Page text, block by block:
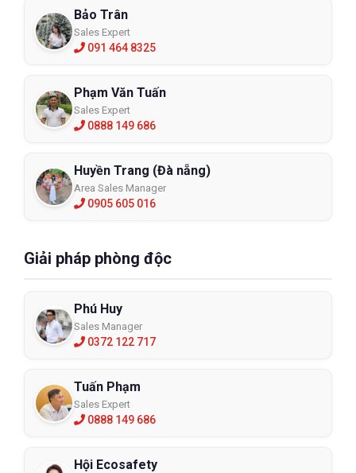
Bảo Trân
Sales Expert
091 464 8325
Phạm Văn Tuấn
Sales Expert
0888 149 686
Huyền Trang (Đà nẵng)
Area Sales Manager
0905 605 016
Giải pháp phòng độc
Phú Huy
Sales Manager
0372 122 717
Tuấn Phạm
Sales Expert
0888 149 686
Hội Ecosafety